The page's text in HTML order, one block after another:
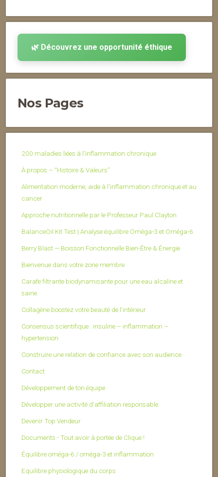
🌿 Découvrez une opportunité éthique
Nos Pages
200 maladies liées à l’inflammation chronique
À propos – “Histoire & Valeurs”
Alimentation moderne, aide à l'inflammation chronique et au
cancer
Approche nutritionnelle par le Professeur Paul Clayton
BalanceOil Kit Test | Analyse équilibre Oméga-3 et Oméga-6
Berry Blast — Boisson Fonctionnelle Bien-Être & Énergie
Bienvenue dans votre zone membre
Carafe filtrante biodynamisante pour une eau alcaline et
saine
Collagène boostez votre beauté de l’intérieur
Consensus scientifique : insuline – inflammation –
hypertension
Construire une relation de confiance avec son audience
Contact
Développement de ton équipe
Développer une activité d’affiliation responsable
Devenir Top Vendeur
Documents - Tout avoir à portée de Clique !
Équilibre oméga-6 / oméga-3 et inflammation
Equilibre physiologique du corps